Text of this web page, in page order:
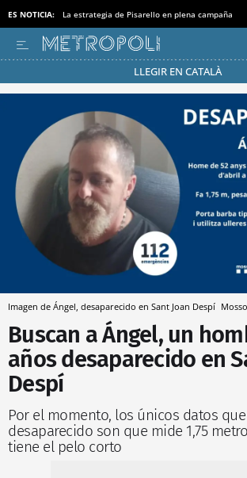
ES NOTICIA: La estrategia de Pisarello en plena campaña
LLEGIR EN CATALÀ
Pásate al MODO AHORRO
Imagen de Ángel, desaparecido en Sant Joan Despí
Buscan a Ángel, un
años desaparecido en
Despí
Por el momento, los únicos datos
desaparecido son que mide 1,75
tiene el pelo corto